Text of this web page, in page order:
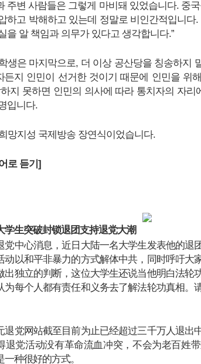
주변 사람들은 그렇게 마비돼 있었습니다. 중
하고 박해하고 있는데 정말로 비인간적입니다
을 알 책임과 의무가 있다고 생각합니다.”
생은 마지막으로, 더 이상 공산당을 칭송하지
든지 인민이 선거한 것이기 때문에 인민을 위
지 못하면 인민의 의사에 따라 통치자의 자리
입니다.
망지성 국제방송 장연식이었습니다.
로 듣기]
学生突破封锁退团支持退党大潮
党中心消息，近日大陆一名大学生发表他的退
动以和平非暴力的方式解体中共，同时呼吁大
出独立的判断，这位大学生还说当他明白法轮
为每个人都有责任和义务去了解法轮功真相。
退党网站截至目前为止已经超过三千万人退出
退党活动没有革命流血冲突，不会为老百姓
一种很好的方式。